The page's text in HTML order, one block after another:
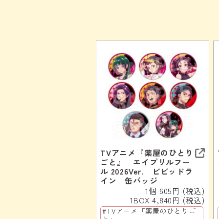
TVアニメ『薬屋のひとり
ごと』 エイプリルフー
ル 2026Ver. ビビッドラ
イン 缶バッジ
1個 605円 (税込)
1BOX 4,840円 (税込)
#TVアニメ『薬屋のひとりご